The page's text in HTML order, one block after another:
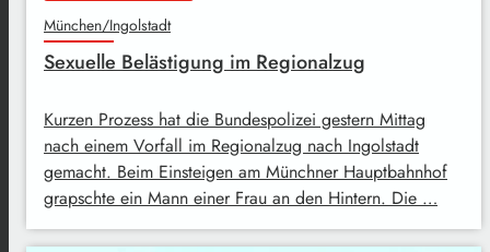
München/Ingolstadt
Sexuelle Belästigung im Regionalzug
Kurzen Prozess hat die Bundespolizei gestern Mittag
nach einem Vorfall im Regionalzug nach Ingolstadt
gemacht. Beim Einsteigen am Münchner Hauptbahnhof
grapschte ein Mann einer Frau an den Hintern. Die …